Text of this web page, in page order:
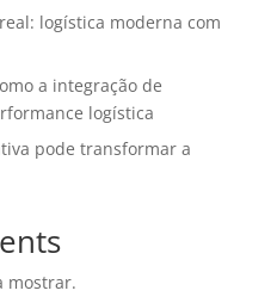
logística moderna com
a integração de
logística
pode transformar a
mostrar.